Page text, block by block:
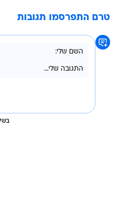
טרם התפרסמו תגובות